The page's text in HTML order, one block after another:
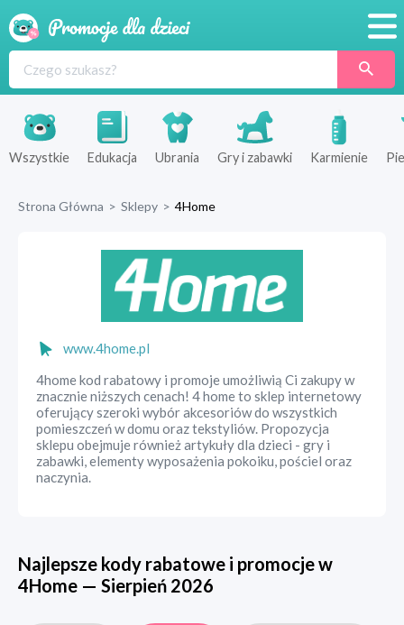
Produkty
Sklepy
Wszystkie Edukacja Ubrania Gry i zabawki Karmienie
Strona Główna > Sklepy > 4Home
www.4home.pl
4home kod rabatowy i promoje umożliwią Ci zakupy w
znacznie niższych cenach! 4 home to sklep internetowy
oferujący szeroki wybór akcesoriów do wszystkich
pomieszczeń w domu oraz tekstyliów. Propozycja
sklepu obejmuje również artykuły dla dzieci - gry i
zabawki, elementy wyposażenia pokoiku, pościel oraz
naczynia.
Najlepsze kody rabatowe i promocje w
4Home — Sierpień 2026